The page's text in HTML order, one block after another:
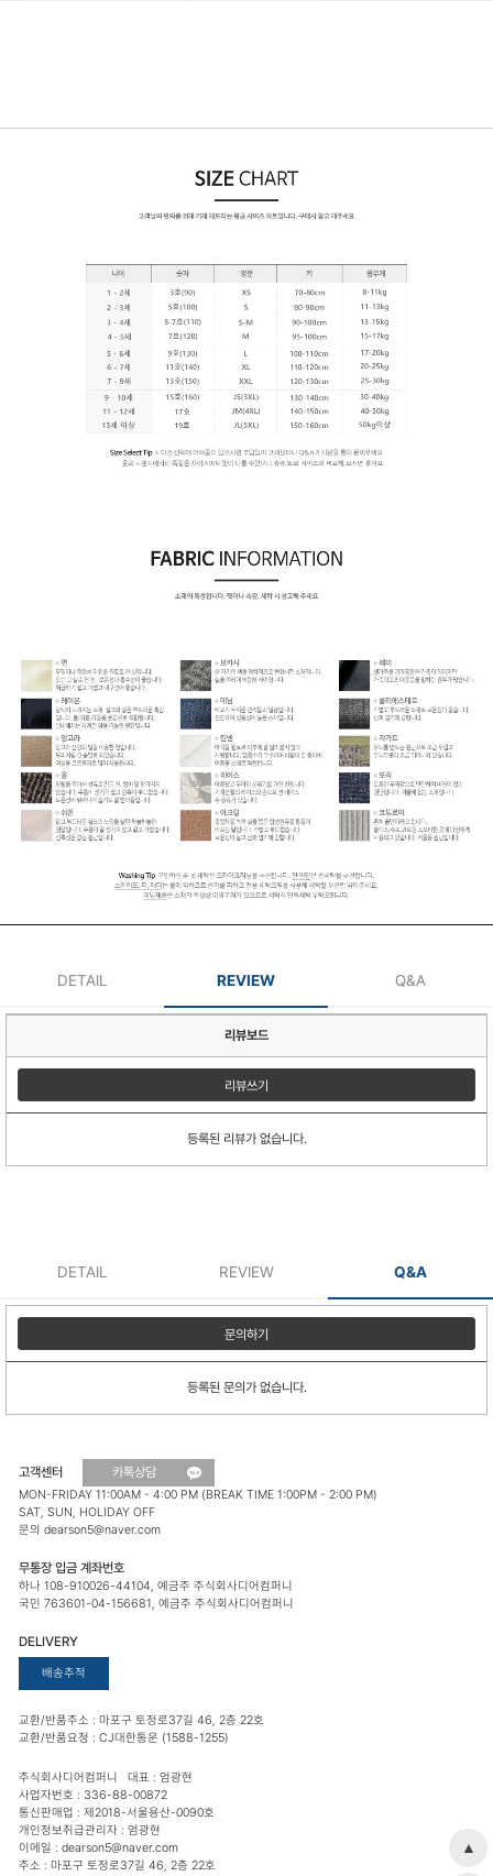
DETAIL REVIEW Q&A
리뷰보드
리뷰쓰기
등록된 리뷰가 없습니다.
DETAIL REVIEW Q&A
문의하기
등록된 문의가 없습니다.
▲
고객센터 카톡상담
MON-FRIDAY 11:00AM - 4:00 PM (BREAK TIME 1:00PM - 2:00 PM)
SAT, SUN, HOLIDAY OFF
문의 dearson5@naver.com
무통장 입금 계좌번호
하나 108-910026-44104, 예금주 주식회사디어컴퍼니
국민 763601-04-156681, 예금주 주식회사디어컴퍼니
DELIVERY
배송추적
교환/반품주소 : 마포구 토정로37길 46, 2층 22호
교환/반품요청 : CJ대한통운 (1588-1255)
주식회사디어컴퍼니 대표 : 엄광현
사업자번호 : 336-88-00872
통신판매업 : 제2018-서울용산-0090호
개인정보취급관리자 : 엄광현
이메일 : dearson5@naver.com
주소 : 마포구 토정로37길 46, 2층 22호